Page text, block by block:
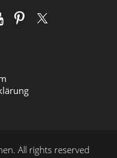
All rights reserved